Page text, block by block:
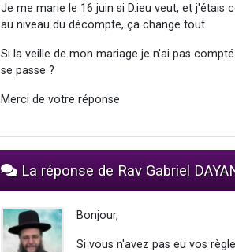
Je me marie le 16 juin si D.ieu veut, et j'étais
au niveau du décompte, ça change tout.
Si la veille de mon mariage je n'ai pas
se passe ?
Merci de votre réponse
La réponse de Rav Gabriel
Bonjour,
Si vous n'avez pas eu vos